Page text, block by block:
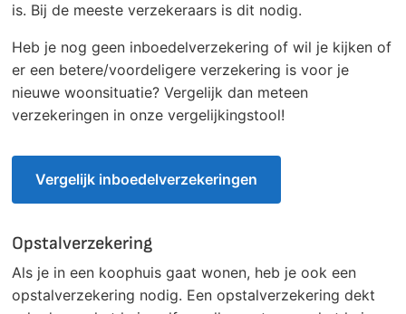
is. Bij de meeste verzekeraars is dit nodig.
Heb je nog geen inboedelverzekering of wil je kijken of
er een betere/voordeligere verzekering is voor je
nieuwe woonsituatie? Vergelijk dan meteen
verzekeringen in onze vergelijkingstool!
Vergelijk inboedelverzekeringen
Opstalverzekering
Als je in een koophuis gaat wonen, heb je ook een
opstalverzekering nodig. Een opstalverzekering dekt